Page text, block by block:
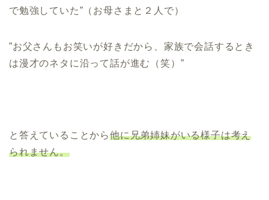
で勉強していた”（お母さまと２人で）
”お父さんもお笑いが好きだから、家族で会話するとき
は漫才のネタに沿って話が進む（笑）”
と答えていることから他に兄弟姉妹がいる様子は考え
られません。